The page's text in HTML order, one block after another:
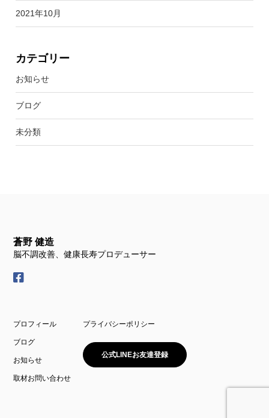
2021年10月
カテゴリー
お知らせ
ブログ
未分類
蒼野 健造
脳不調改善、健康長寿プロデューサー
プロフィール
ブログ
お知らせ
取材お問い合わせ
プライバシーポリシー
公式LINEお友達登録